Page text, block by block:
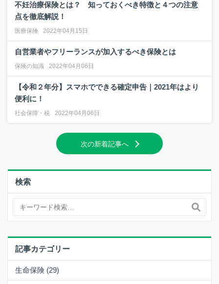
不妊治療保険とは？ 知っておくべき特徴と４つの注意
点を徹底解説！
医療保険 2022年04月15日
自営業者やフリーランスが加入するべき保険とは
保険の知識 2022年04月06日
【令和２年分】スマホでできる確定申告｜2021年はより
便利に！
社会保障・税 2022年04月06日
次の新着記事へ
検索
記事カテゴリー
生命保険 (29)